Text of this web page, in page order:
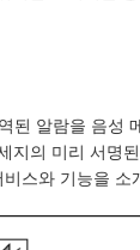
된 알람을 음성
지의 미리 서명
스와 기능을 소